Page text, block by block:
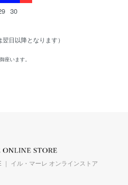
30
日以降となります）
座います。
｜ イル・マーレ オンラインストア